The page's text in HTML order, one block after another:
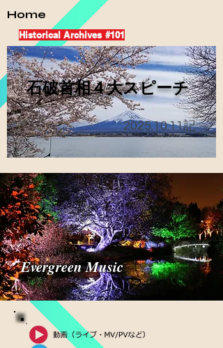
Home
Historical Archives #101
​石破首相４大スピーチ
2025.10.11記
Evergreen Music